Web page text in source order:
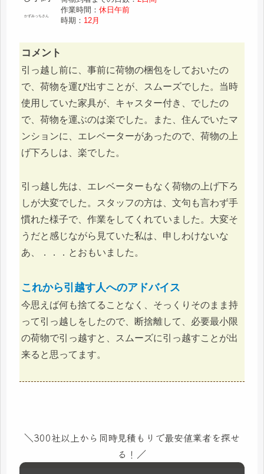
かずみっちさん
作業時間：休日午前
時期： 12月
コメント
引っ越し前に、事前に荷物の梱包をしておいたの
で、荷物を運び出すことが、スムーズでした。当時
使用していた家具が、キャスター付き、でしたの
で、荷物を運ぶのは楽でした。また、住んでいたマ
ンションに、エレベーターがあったので、荷物の上
げ下ろしは、楽でした。
引っ越し先は、エレベーターもなく荷物の上げ下ろ
しが大変でした。スタッフの方は、文句も言わず手
慣れた様子で、作業をしてくれていました。大変そ
うだと感じながら見ていた私は、申しわけないな
あ、．．．とおもいました。
これから引越す人へのアドバイス
今思えば何も捨てることなく、そっくりそのまま持
って引っ越しをしたので、断捨離して、必要最小限
の荷物で引っ越すと、スムーズに引っ越すことが出
来ると思ってます。
＼300社以上から同時見積もりで最安値業者を探せ
る！／